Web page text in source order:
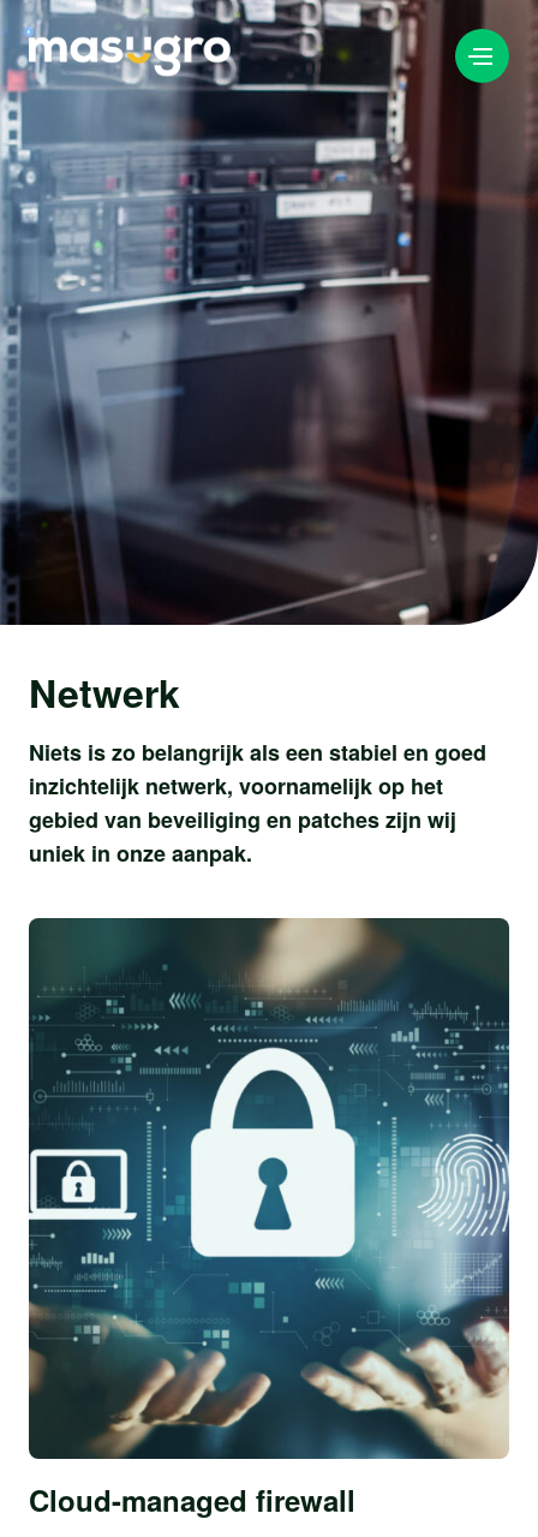
info@masugro.nl
088 040 8200
Netwerk
Niets is zo belangrijk als een stabiel en goed
inzichtelijk netwerk, voornamelijk op het
gebied van beveiliging en patches zijn wij
uniek in onze aanpak.
Cloud-managed firewall